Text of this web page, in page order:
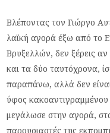
Βλέποντας τον Γιώργο
λαϊκή αγορά έξω από το
Βρυξελλών, δεν ξέρεις
και τα δύο ταυτόχρονα,
παραπάνω, αλλά δεν
ύφος
μεγάλωσε στην αγορά,
παρουσιαστές της